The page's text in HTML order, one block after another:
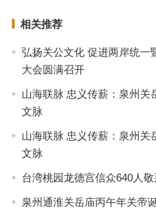
相关推荐
弘扬关公文化 促进两岸统一
大会圆满召开
山海联脉 忠义传薪：泉州关
文脉
山海联脉 忠义传薪：泉州关
文脉
台湾桃园龙德宫信众640人
泉州通淮关岳庙丙午年关帝